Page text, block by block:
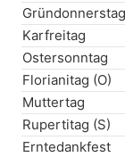
Gründonnerstag
Karfreitag
Ostersonntag
Florianitag (O)
Muttertag
Rupertitag (S)
Erntedankfest